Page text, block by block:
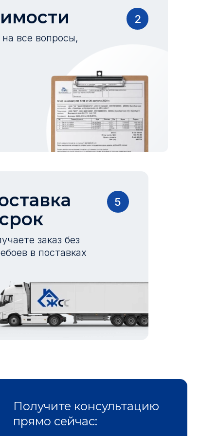
все вопросы,
2
заказ без
в поставках
5
Получите консультацию
прямо сейчас: